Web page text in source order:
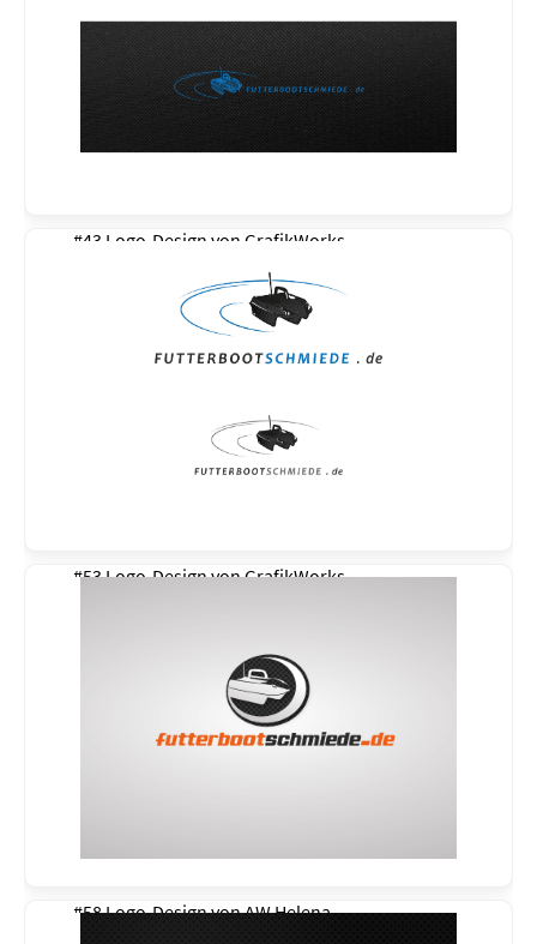
#43 Logo-Design von GrafikWorks
#53 Logo-Design vonGrafikWorks
#58 Logo-Design vonAW Helena